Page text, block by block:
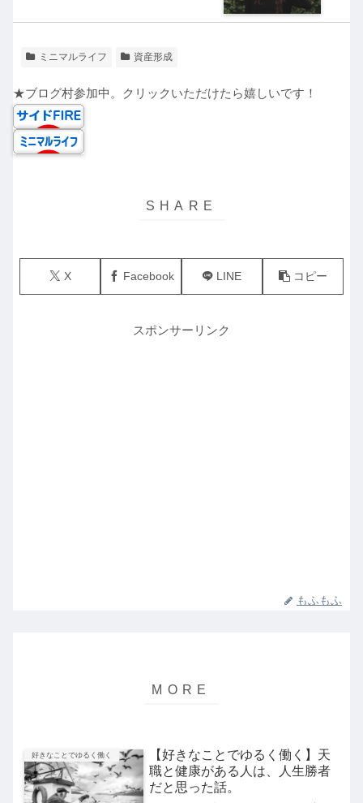
ミニマルライフ 資産形成
★ブログ村参加中。クリックいただけたら嬉しいです！
X Facebook LINE コピー
スポンサーリンク
もふもふ
好きなことでゆるく働く
【好きなことでゆるく働く】天
職と健康がある人は、人生勝者
だと思った話。